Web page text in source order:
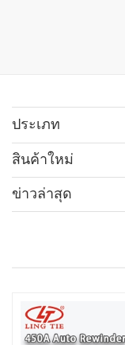
ประเภท
สินค้าใหม่
ข่าวล่าสุด